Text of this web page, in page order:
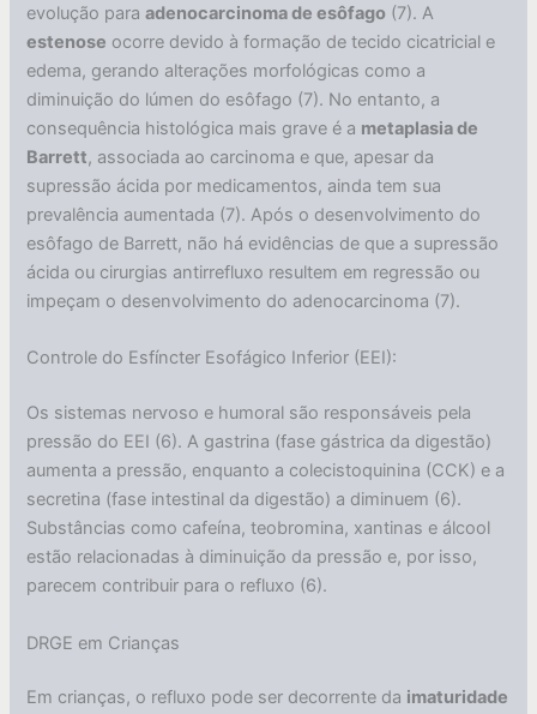
evolução paraadenocarcinoma de esôfago (7). A
estenose ocorre devido à formação de tecido cicatricial e
edema, gerando alterações morfológicas como a
diminuição do lúmen do esôfago (7). No entanto, a
consequência histológica mais grave é a metaplasia de
Barrett, associada ao carcinoma e que, apesar da
supressão ácida por medicamentos, ainda tem sua
prevalência aumentada (7). Após o desenvolvimento do
esôfago de Barrett, não há evidências de que a supressão
ácida ou cirurgias antirrefluxo resultem em regressão ou
impeçam o desenvolvimento do adenocarcinoma (7).
Controle do Esfíncter Esofágico Inferior (EEI):
Os sistemas nervoso e humoral são responsáveis pela
pressão do EEI (6). A gastrina (fase gástrica da digestão)
aumenta a pressão, enquanto a colecistoquinina (CCK) e a
secretina (fase intestinal da digestão) a diminuem (6).
Substâncias como cafeína, teobromina, xantinas e álcool
estão relacionadas à diminuição da pressão e, por isso,
parecem contribuir para o refluxo (6).
DRGE em Crianças
Em crianças, o refluxo pode ser decorrente da imaturidade